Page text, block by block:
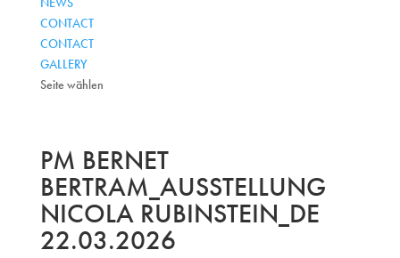
CONTACT
CONTACT
GALLERY
Seite wählen
PM BERNET
BERTRAM_AUSSTELLUNG
NICOLA RUBINSTEIN_DE
22.03.2026